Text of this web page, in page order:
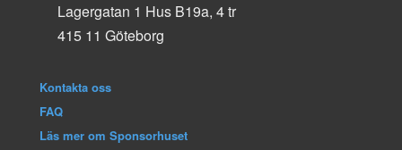
Lagergatan 1 Hus B19a, 4 tr
415 11 Göteborg
Kontakta oss
FAQ
Läs mer om Sponsorhuset